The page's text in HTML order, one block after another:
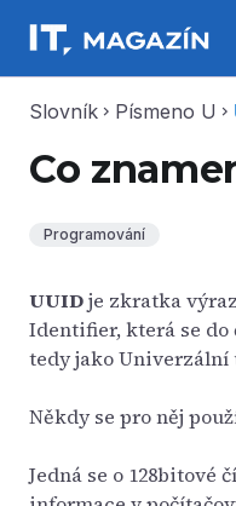
Slovník chevron_right Písmeno U chevron_right
Co
Programování
UUIDje zkratka
Identifier, která se do
tedy jako
Někdy se pro něj
Jedná se o 128bitové